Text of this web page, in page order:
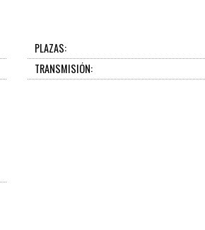
PLAZAS:
TRANSMISIÓN: